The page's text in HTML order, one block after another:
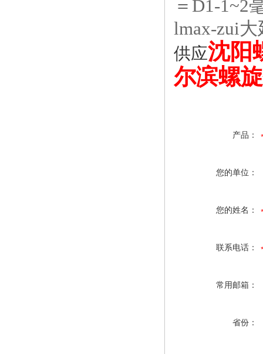
＝D1-1~2
lmax-zui
供应沈阳
尔滨螺
产品：
您的单位：
您的姓名：
联系电话：
常用邮箱：
省份：